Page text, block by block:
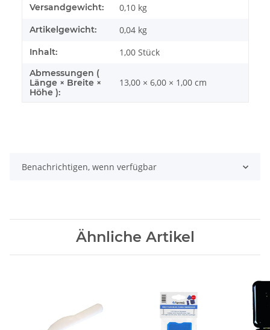
Produkteigenschaft
Wert
Versandgewicht: 0,10 kg
Artikelgewicht: 0,04 kg
Inhalt: 1,00 Stück
Abmessungen (
Länge × Breite ×
Höhe ):
13,00 × 6,00 × 1,00 cm
Benachrichtigen, wenn verfügbar
Ähnliche Artikel